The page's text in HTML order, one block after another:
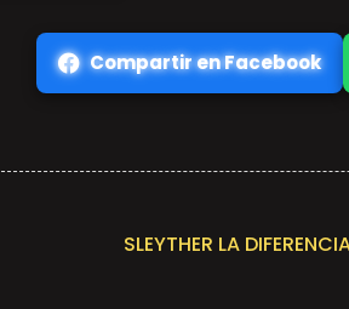
Compartir en Facebook
SLEYTHER LA